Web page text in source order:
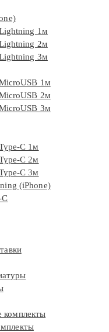
1м
2м
3м
1м
2м
3м
C 1м
C 2м
C 3м
(iPhone)
C
комплекты